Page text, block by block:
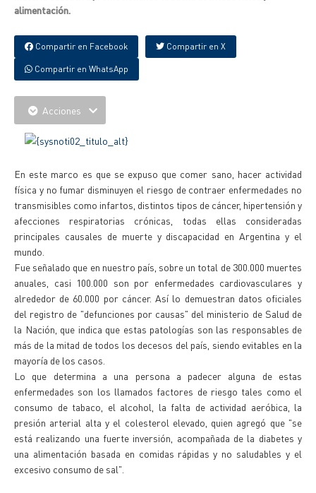
alimentación.
Compartir en Facebook Compartir en X
Compartir en WhatsApp
Acciones
En este marco es que se expuso que comer sano, hacer actividad
física y no fumar disminuyen el riesgo de contraer enfermedades no
transmisibles como infartos, distintos tipos de cáncer, hipertensión y
afecciones respiratorias crónicas, todas ellas consideradas
principales causales de muerte y discapacidad en Argentina y el
mundo.
Fue señalado que en nuestro país, sobre un total de 300.000 muertes
anuales, casi 100.000 son por enfermedades cardiovasculares y
alrededor de 60.000 por cáncer. Así lo demuestran datos oficiales
del registro de "defunciones por causas" del ministerio de Salud de
la Nación, que indica que estas patologías son las responsables de
más de la mitad de todos los decesos del país, siendo evitables en la
mayoría de los casos.
Lo que determina a una persona a padecer alguna de estas
enfermedades son los llamados factores de riesgo tales como el
consumo de tabaco, el alcohol, la falta de actividad aeróbica, la
presión arterial alta y el colesterol elevado, quien agregó que "se
está realizando una fuerte inversión, acompañada de la diabetes y
una alimentación basada en comidas rápidas y no saludables y el
excesivo consumo de sal".